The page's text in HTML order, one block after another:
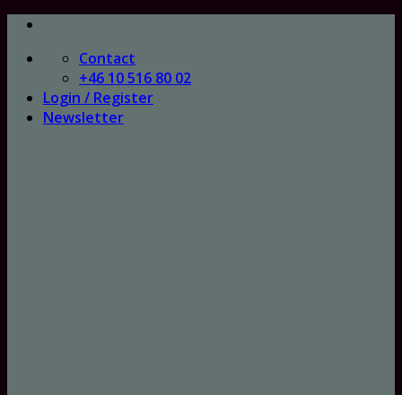
Skip
content
Contact
+46 10 516 80 02
Login / Register
Newsletter